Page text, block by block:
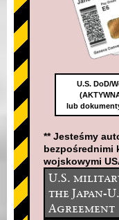
U.S. DoD/
lub
** Jesteśmy
bezpośrednimi
wojskowymi
U.S.
the Japan-
Agreement